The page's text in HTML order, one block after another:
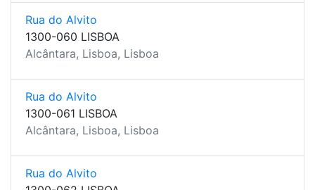
Rua do Alvito
1300-060 LISBOA
Alcântara, Lisboa, Lisboa
Rua do Alvito
1300-061 LISBOA
Alcântara, Lisboa, Lisboa
Rua do Alvito